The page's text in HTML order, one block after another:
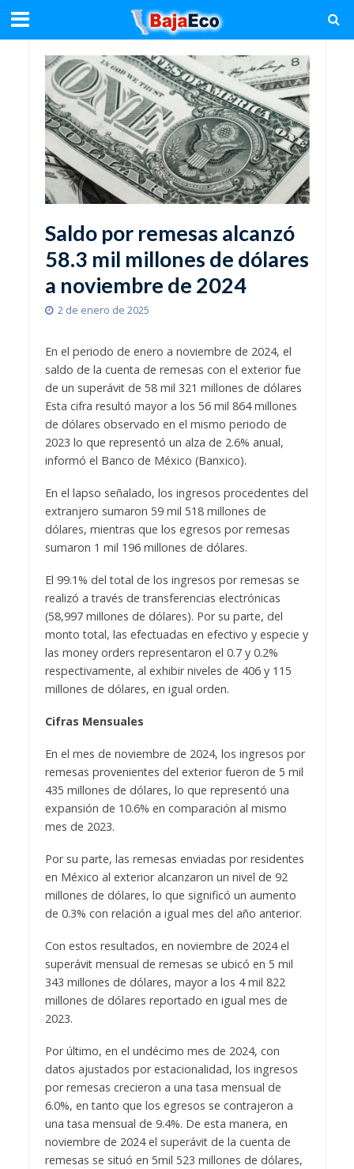
Saldo por remesas alcanzó
58.3 mil millones de dólares
a noviembre de 2024
2 de enero de 2025
En el periodo de enero a noviembre de 2024, el
saldo de la cuenta de remesas con el exterior fue
de un superávit de 58 mil 321 millones de dólares
Esta cifra resultó mayor a los 56 mil 864 millones
de dólares observado en el mismo periodo de
2023 lo que representó un alza de 2.6% anual,
informó el Banco de México (Banxico).
En el lapso señalado, los ingresos procedentes del
extranjero sumaron 59 mil 518 millones de
dólares, mientras que los egresos por remesas
sumaron 1 mil 196 millones de dólares.
El 99.1% del total de los ingresos por remesas se
realizó a través de transferencias electrónicas
(58,997 millones de dólares). Por su parte, del
monto total, las efectuadas en efectivo y especie y
las money orders representaron el 0.7 y 0.2%
respectivamente, al exhibir niveles de 406 y 115
millones de dólares, en igual orden.
Cifras Mensuales
En el mes de noviembre de 2024, los ingresos por
remesas provenientes del exterior fueron de 5 mil
435 millones de dólares, lo que representó una
expansión de 10.6% en comparación al mismo
mes de 2023.
Por su parte, las remesas enviadas por residentes
en México al exterior alcanzaron un nivel de 92
millones de dólares, lo que significó un aumento
de 0.3% con relación a igual mes del año anterior.
Con estos resultados, en noviembre de 2024 el
superávit mensual de remesas se ubicó en 5 mil
343 millones de dólares, mayor a los 4 mil 822
millones de dólares reportado en igual mes de
2023.
Por último, en el undécimo mes de 2024, con
datos ajustados por estacionalidad, los ingresos
por remesas crecieron a una tasa mensual de
6.0%, en tanto que los egresos se contrajeron a
una tasa mensual de 9.4%. De esta manera, en
noviembre de 2024 el superávit de la cuenta de
remesas se situó en 5mil 523 millones de dólares,